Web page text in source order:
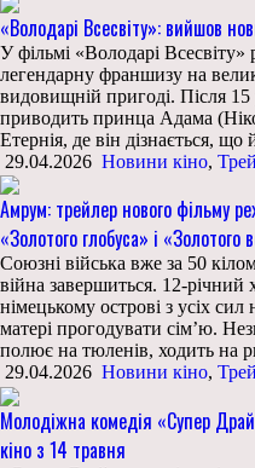
«Володарі Всесвіту»: вийшов
У фільмі «Володарі
легендарну франшизу на
видовищній пригоді. Після
приводить принца Адама
Етернія, де він дізнається,
29.04.2026 Новини кіно,
Амрум: трейлер нового фільму
«Золотого глобуса» і
Союзні війська вже за 50
війна завершиться. 12-
німецькому острові з усіх
матері прогодувати сім’ю.
полює на тюленів, ходить на
29.04.2026 Новини кіно,
Молодіжна комедія «Супер
кіно з 14 травня